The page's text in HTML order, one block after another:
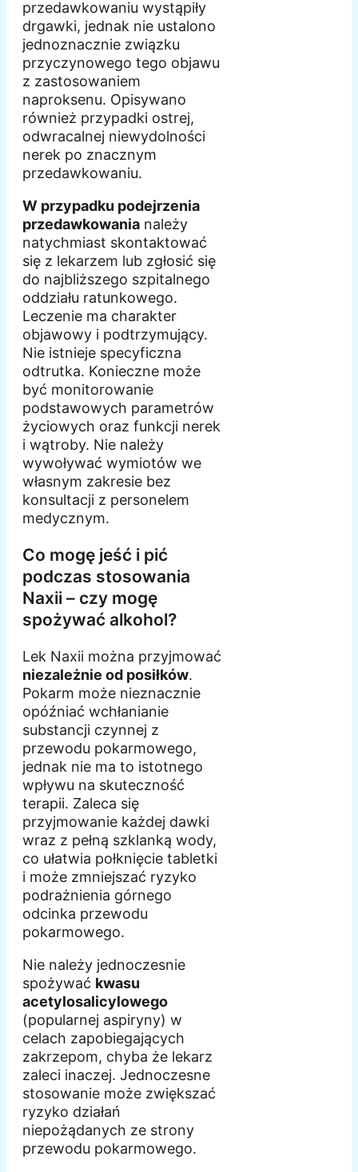
przedawkowaniu wystąpiły
drgawki, jednak nie ustalono
jednoznacznie związku
przyczynowego tego objawu
z zastosowaniem
naproksenu. Opisywano
również przypadki ostrej,
odwracalnej niewydolności
nerek po znacznym
przedawkowaniu.
W przypadku podejrzenia
przedawkowania należy
natychmiast skontaktować
się z lekarzem lub zgłosić się
do najbliższego szpitalnego
oddziału ratunkowego.
Leczenie ma charakter
objawowy i podtrzymujący.
Nie istnieje specyficzna
odtrutka. Konieczne może
być monitorowanie
podstawowych parametrów
życiowych oraz funkcji nerek
i wątroby. Nie należy
wywoływać wymiotów we
własnym zakresie bez
konsultacji z personelem
medycznym.
Co mogę jeść i pić
podczas stosowania
Naxii – czy mogę
spożywać alkohol?
Lek Naxii można przyjmować
niezależnie od posiłków.
Pokarm może nieznacznie
opóźniać wchłanianie
substancji czynnej z
przewodu pokarmowego,
jednak nie ma to istotnego
wpływu na skuteczność
terapii. Zaleca się
przyjmowanie każdej dawki
wraz z pełną szklanką wody,
co ułatwia połknięcie tabletki
i może zmniejszać ryzyko
podrażnienia górnego
odcinka przewodu
pokarmowego.
Nie należy jednoczesnie
spożywać kwasu
acetylosalicylowego
(popularnej aspiryny) w
celach zapobiegających
zakrzepom, chyba że lekarz
zaleci inaczej. Jednoczesne
stosowanie może zwiększać
ryzyko działań
niepożądanych ze strony
przewodu pokarmowego.